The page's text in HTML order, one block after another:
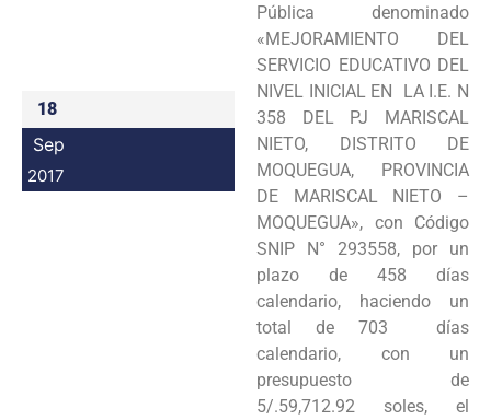
18
Sep
2017
Pública denominado
«MEJORAMIENTO DEL
SERVICIO EDUCATIVO DEL
NIVEL INICIAL EN LA I.E. N
358 DEL PJ MARISCAL
NIETO, DISTRITO DE
MOQUEGUA, PROVINCIA
DE MARISCAL NIETO –
MOQUEGUA», con Código
SNIP N° 293558, por un
plazo de 458 días
calendario, haciendo un
total de 703 días
calendario, con un
presupuesto de
5/.59,712.92 soles, el